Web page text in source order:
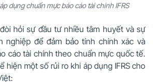
dụng chuẩn mực báo cáo tài chính IFRS
hỏi sự đầu tư nhiều tâm huyết và sự
nghiệp để đảm bảo tính chính xác và
cáo tài chính theo chuẩn mực quốc tế.
hiện một số rủi ro khi áp dụng IFRS cho